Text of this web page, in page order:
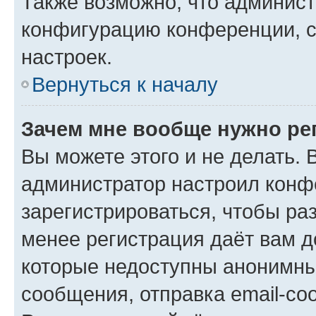
конфигурацию конференции,
настроек.
Вернуться к началу
Зачем мне вообще нужно
Вы можете этого и не делать.
администратор настроил
зарегистрироваться, чтобы
менее регистрация даёт вам
которые недоступны
сообщения, отправка email-